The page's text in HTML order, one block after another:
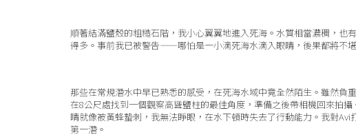
順著結滿鹽殼的粗糙石階，我小心翼翼地進入死海。水質相當濃稠，
得多。事前我已被警告——哪怕是一小滴死海水滴入眼睛，後果都將不
那些在常規潛水中早已熟悉的感受，在死海水域中竟全然陌生。雖然
在8公尺處找到一個觀察高聳鹽柱的最佳角度，準備之後帶相機回來
睛就像被黃蜂蟄刺，我無法睜眼，在水下頓時失去了行動能力。我對
第一潛。